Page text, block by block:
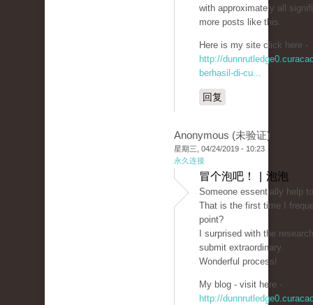
with approximately all
more posts like this.
Here is my site click here -
http://
berhasil-di-cu...
回复
Anonymous (未验证)
星期三, 04/24/2019 - 10:23
永久连接
冒个泡吧！ | 泡泡
Someone essentially help
That is the first time I
point?
I surprised with the
submit extraordinary.
Wonderful process!
My blog - visit here -
http://